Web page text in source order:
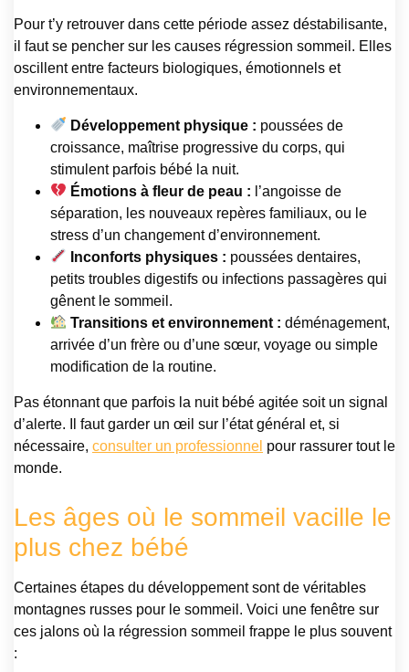
Pour t’y retrouver dans cette période assez déstabilisante,
il faut se pencher sur les causes régression sommeil. Elles
oscillent entre facteurs biologiques, émotionnels et
environnementaux.
Développement physique : poussées de
croissance, maîtrise progressive du corps, qui
stimulent parfois bébé la nuit.
Émotions à fleur de peau : l’angoisse de
séparation, les nouveaux repères familiaux, ou le
stress d’un changement d’environnement.
Inconforts physiques : poussées dentaires,
petits troubles digestifs ou infections passagères qui
gênent le sommeil.
Transitions et environnement : déménagement,
arrivée d’un frère ou d’une sœur, voyage ou simple
modification de la routine.
Pas étonnant que parfois la nuit bébé agitée soit un signal
d’alerte. Il faut garder un œil sur l’état général et, si
nécessaire, consulter un professionnel pour rassurer tout le
monde.
Les âges où le sommeil vacille le
plus chez bébé
Certaines étapes du développement sont de véritables
montagnes russes pour le sommeil. Voici une fenêtre sur
ces jalons où la régression sommeil frappe le plus souvent
: